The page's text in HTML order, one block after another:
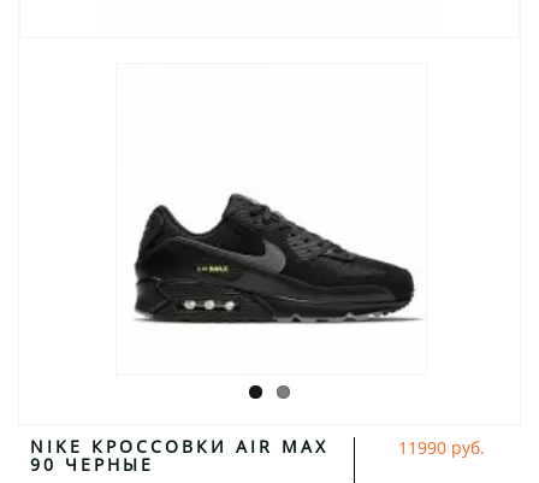
NIKE КРОССОВКИ AIR MAX
90 ЧЕРНЫЕ
11990 руб.